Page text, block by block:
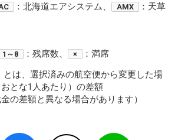
：北海道エアシステム、 AMX
：天草
1～8 ：残席数、 ×
：満席
は、選択済みの航空便から変更した場
とな1人あたり）の差額
金の差額と異なる場合があります）